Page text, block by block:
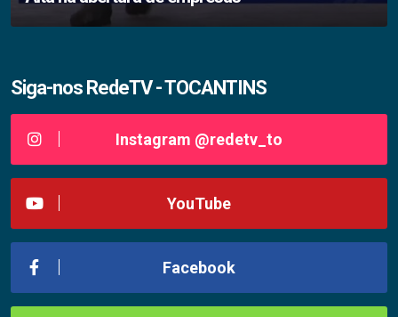
Siga-nos RedeTV - TOCANTINS
Instagram @redetv_to
YouTube
Facebook